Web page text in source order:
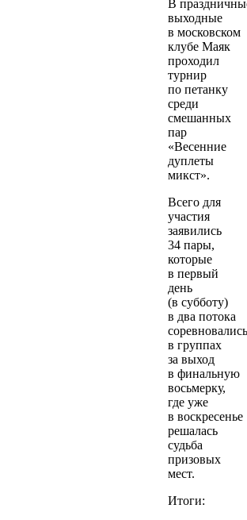
В
выходные
в московском
клубе Маяк
проходил
турнир
по петанку
среди
смешанных
пар
«Весенние
дуплеты
микст».
Всего для
участия
заявились
34 пары,
которые
в первый
день
(в субботу)
в два потока
соревновались
в группах
за выход
в финальную
восьмерку,
где уже
в воскресенье
решалась
судьба
призовых
мест.
Итоги: